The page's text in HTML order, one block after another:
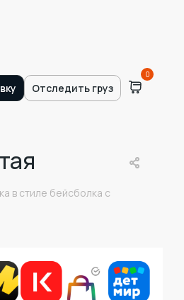
Отследить груз
0
в стиле бейсболка с